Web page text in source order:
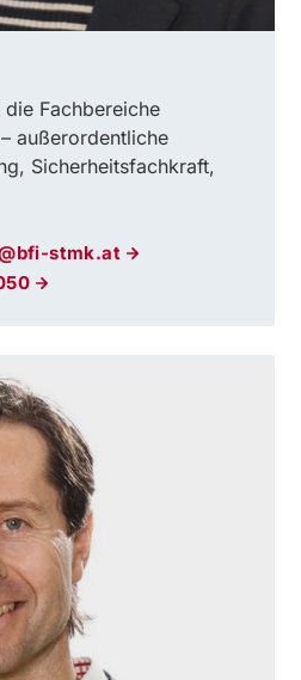
Fachbereiche
außerordentliche
Sicherheitsfachkraft,
stmk.at